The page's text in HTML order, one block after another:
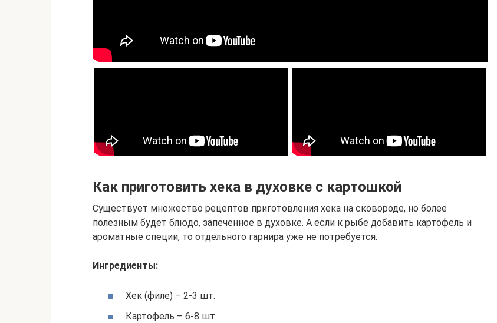
Как приготовить хека в духовке с картошкой
Существует множество рецептов приготовления хека на сковороде, но более
полезным будет блюдо, запеченное в духовке. А если к рыбе добавить картофель и
ароматные специи, то отдельного гарнира уже не потребуется.
Ингредиенты:
Хек (филе) – 2-3 шт.
Картофель – 6-8 шт.